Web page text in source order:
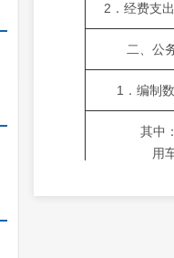
2．经费支
二、公
1．编制
其中：
用
2．实有